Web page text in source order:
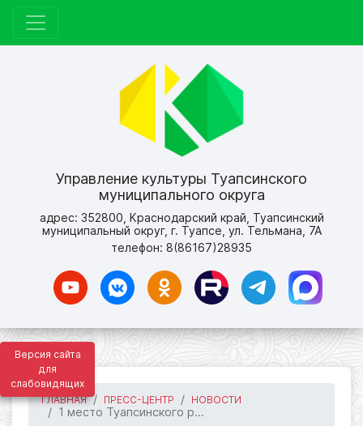
Версия сайта
для
слабовидящих
Управление культуры Туапсинского
муниципального округа
адрес: 352800, Краснодарский край, Туапсинский
муниципальный округ, г. Туапсе, ул. Тельмана, 7А
телефон: 8(86167)28935
ГЛАВНАЯ ПРЕСС-ЦЕНТР НОВОСТИ
1 место Туапсинского р...